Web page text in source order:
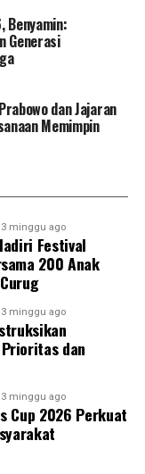
Benyamin:
Generasi
dan Jajaran
Memimpin
3 minggu ago
Festival
200 Anak
3 minggu ago
dan
3 minggu ago
Cup 2026 Perkuat